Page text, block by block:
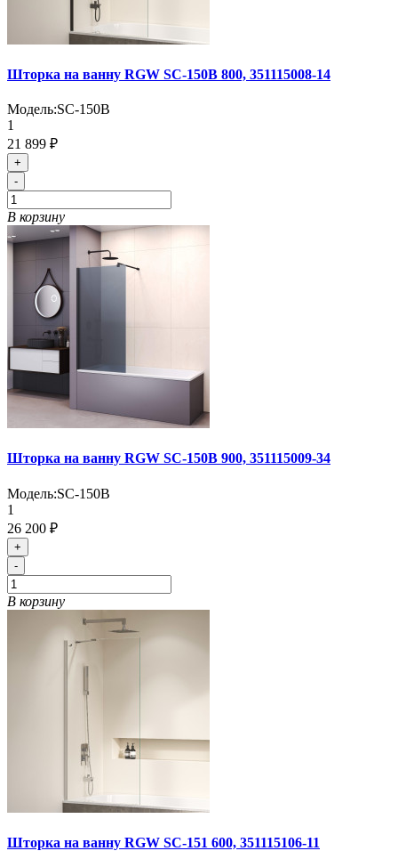
Шторка на ванну RGW SC-150B 800, 351115008-14
Модель:SC-150B
1
21 899 ₽
+
-
В корзину
Шторка на ванну RGW SC-150B 900, 351115009-34
Модель:SC-150B
1
26 200 ₽
+
-
В корзину
Шторка на ванну RGW SC-151 600, 351115106-11